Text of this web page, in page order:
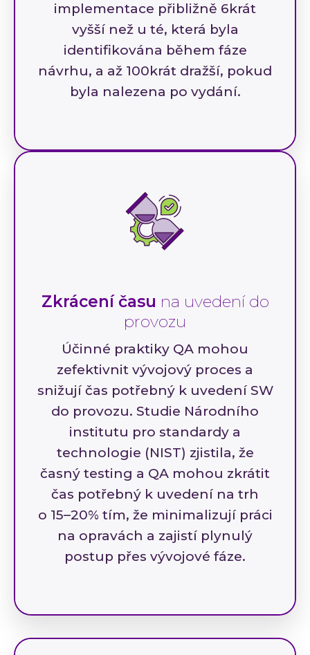
implementace přibližně 6krát
vyšší než u té, která byla
identifikována během fáze
návrhu, a až 100krát dražší, pokud
byla nalezena po vydání.
Zkrácení času na uvedení do
provozu
Účinné praktiky QA mohou
zefektivnit vývojový proces a
snižují čas potřebný k uvedení SW
do provozu. Studie Národního
institutu pro standardy a
technologie (NIST) zjistila, že
časný testing a QA mohou zkrátit
čas potřebný k uvedení na trh
o 15–20% tím, že minimalizují práci
na opravách a zajistí plynulý
postup přes vývojové fáze.